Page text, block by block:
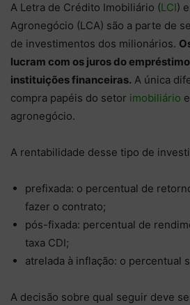
A Letra de Crédito Imobiliário (LCI)
Agronegócio (LCA) são a parte de
de investimentos dos milionários.
lucram com os juros do
instituições financeiras. A única
compra papéis do setor imobiliário
agronegócio.
A rentabilidade desse tipo de
prefixada: o percentual de
fazer o contrato;
pós-fixada: percentual de
taxa CDI;
atrelada à inflação: o percentual
A decisão sobre qual seguir deve